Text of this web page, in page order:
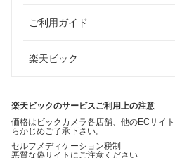
ご利用ガイド
楽天ビック
楽天ビックのサービスご利用上の注意
価格はビックカメラ各店舗、他のECサイ
らかじめご了承下さい。
セルフメディケーション税制
悪質な偽サイトにご注意ください